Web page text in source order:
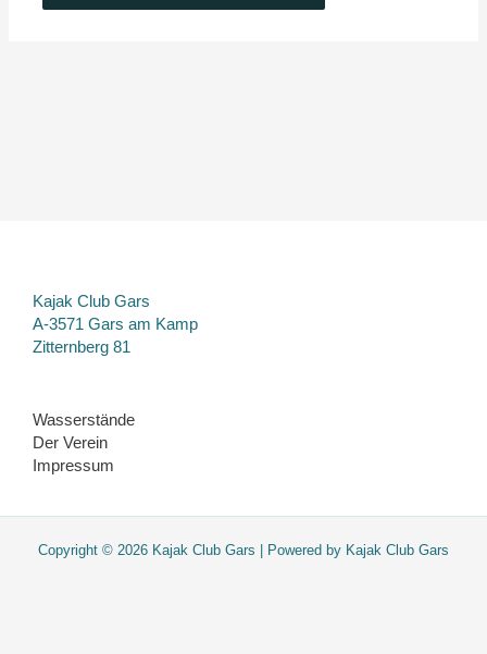
Kajak Club Gars
A-3571 Gars am Kamp
Zitternberg 81
Wasserstände
Der Verein
Impressum
Copyright © 2026 Kajak Club Gars | Powered by Kajak Club Gars